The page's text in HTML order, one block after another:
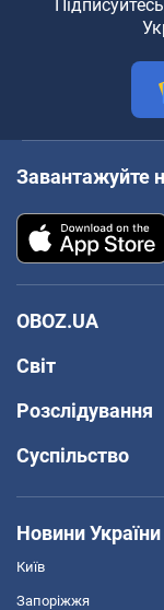
Завантажуйте
OBOZ.UA
Світ
Розслідування
Суспільство
Новини України
Київ
Запоріжжя